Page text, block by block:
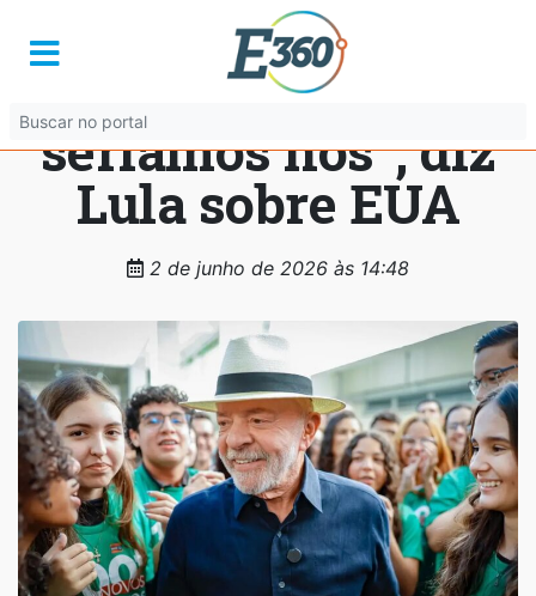
“Quem tinha que
aumentar a taxa
seríamos nós”, diz
Lula sobre EUA
2 de junho de 2026 às 14:48